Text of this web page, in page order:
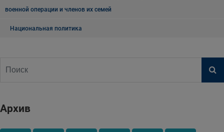
военной операции и членов их семей
Национальная политика
Архив